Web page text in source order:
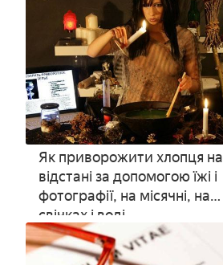
Як приворожити хлопця на
відстані за допомогою їжі і
фотографії, на місячні, на
свічках і воді